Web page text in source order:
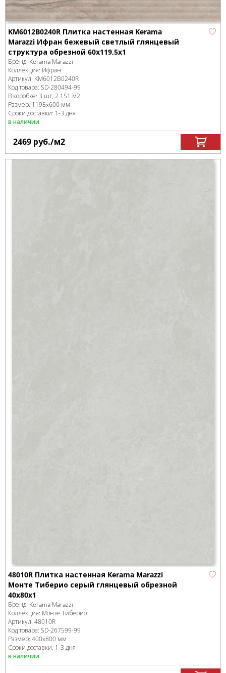
KM6012B0240R Плитка настенная Kerama
Marazzi Ифран бежевый светлый глянцевый
структура обрезной 60x119,5x1
Бренд: Kerama Marazzi
Коллекция: Ифран
Артикул: KM6012B0240R
Код товара: SD-280494-99
В коробке: 3 шт, 2.151 м2
Размер: 1195x600 мм
Сроки доставки: 1-3 дня
в наличии
2469 руб./м2
48010R Плитка настенная Kerama Marazzi
Монте Тиберио серый глянцевый обрезной
40x80x1
Бренд: Kerama Marazzi
Коллекция: Монте Тиберио
Артикул: 48010R
Код товара: SD-267599-99
Размер: 400x800 мм
Сроки доставки: 1-3 дня
в наличии